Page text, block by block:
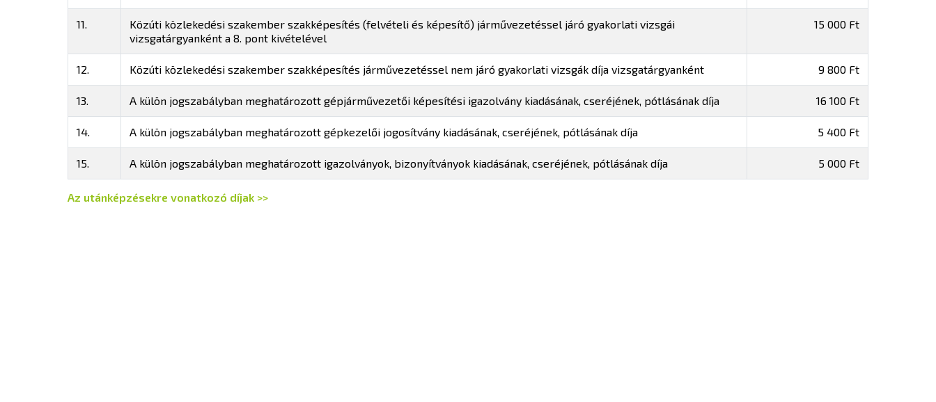
11.
Közúti közlekedési szakember szakképesítés (felvételi és képesítő) járművezetéssel járó gyakorlati vizsgái
vizsgatárgyanként a 8. pont kivételével
15 000 Ft
12. Közúti közlekedési szakember szakképesítés járművezetéssel nem járó gyakorlati vizsgák díja vizsgatárgyanként 9 800 Ft
13. A külön jogszabályban meghatározott gépjárművezetői képesítési igazolvány kiadásának, cseréjének, pótlásának díja 16 100 Ft
14. A külön jogszabályban meghatározott gépkezelői jogosítvány kiadásának, cseréjének, pótlásának díja 5 400 Ft
15. A külön jogszabályban meghatározott igazolványok, bizonyítványok kiadásának, cseréjének, pótlásának díja 5 000 Ft
Az utánképzésekre vonatkozó díjak >>